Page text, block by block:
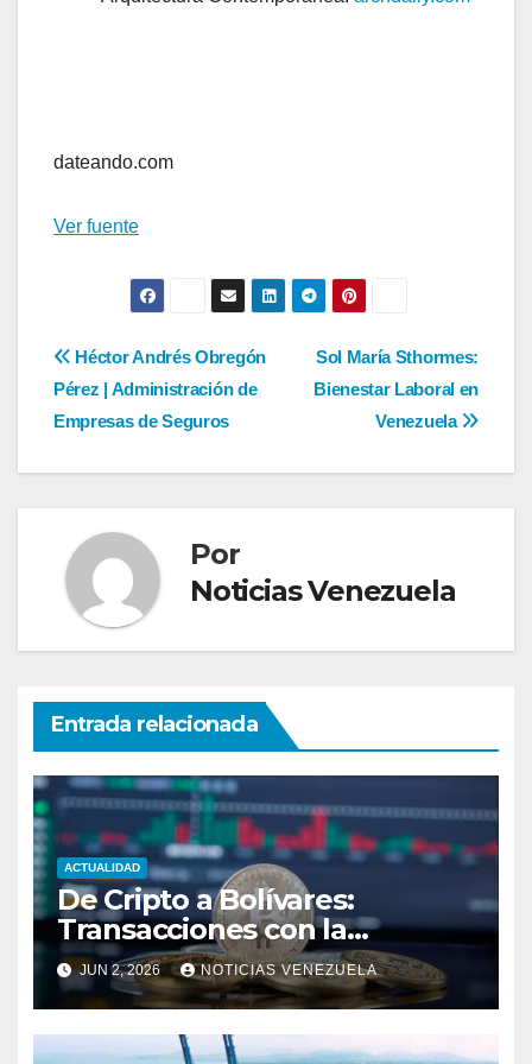
entradas
dateando.com
Ver fuente
Navegación
de
entradas
Sol María Sthormes:
Bienestar Laboral en
Venezuela
Héctor Andrés Obregón
Pérez | Administración de
Empresas de Seguros
Por
Noticias Venezuela
Entrada relacionada
ACTUALIDAD
De Cripto a Bolívares:
Transacciones con la
Tecnología de
Bancaamigable
JUN 2, 2026 NOTICIAS VENEZUELA